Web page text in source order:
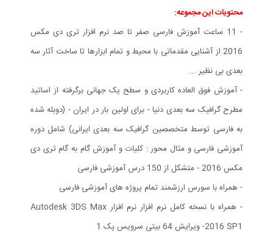
محتویات این مجموعه:
- 11 ساعت آموزش فارسی صفر تا صد نرم افزار تری دی مکس
2016 از آشنایی مقدماتی با محیط و تمام ابزارها تا ساخت آثار سه
بعدی بی نظیر ...
- آموزش فوق العاده کاربردی و سطح یک جهانی برگرفته از اساتید
مطرح گرافیک سه بعدی دنیا - برای اولین بار در ایران - (دوبله شده
به فارسی توسط متخصصین گرافیک سه بعدی ایرانی) شامل دوره
آموزشی فارسی و مثال محور : کلیات و آموزش گام به گام تری دی
مکس 2016 - متشکل از 150 درس آموزشی فارسی
- همراه با سورس ارزشمند تمام پروژه های آموزشی فارسی
- همراه با نسخه کامل نرم افزار نرم افزار Autodesk 3DS Max
2016 SP1- ویرایش 64 بیتی سرویس پک 1